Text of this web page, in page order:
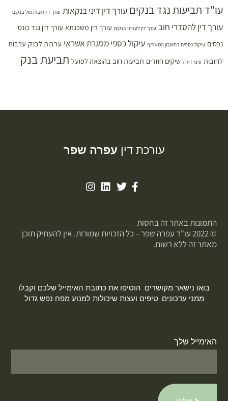
עו"ד תביעות נגד בנקים עורך דין דיני בנקאות עורך דין חובות מול בנקים
עורך דין להסדרי חוב עורך דין לענייני בנקים עורך דין משכנתא עורך דין נגד כונס
נכסים עיקול כספים בחשבון המשותף עיקול כספי מסגרת אשראי ערבות לבנק ערבות
לחובות פינוי דירה שיקים חוזרים תביעות חוב בהוצאה לפועל תביעת בנק
עורכת דין עפרה שפר
התמונות באתר זה בחסות
© 2022 עו"ד עפרה שפר – כל הזכויות שמורות. אין להעתיק תוכן
מאתר זה ללא רשות.
בואו נישאר מקושרים. הוסיפו את כתובת האימייל שלכם וקבלו
ממני עדכונים, טיפים ועצות שיכולות למנוע מפח נפש גדול
האימייל שלך